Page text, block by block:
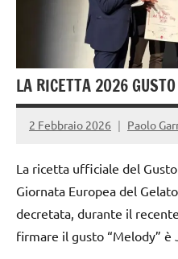
LA RICETTA 2026
2 Febbraio 2026 Paolo
La ricetta ufficiale del
Giornata Europea del
decretata, durante il
firmare il gusto “Melody”